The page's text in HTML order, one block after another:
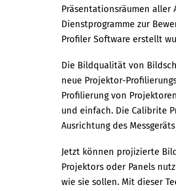
Präsentationsräumen
Dienstprogramme zur
Profiler Software erstellt
Die Bildqualität von
neue Projektor-
Profilierung von
und einfach. Die Calibrite
Ausrichtung des
Jetzt können projizierte
Projektors oder Panels
wie sie sollen. Mit dieser